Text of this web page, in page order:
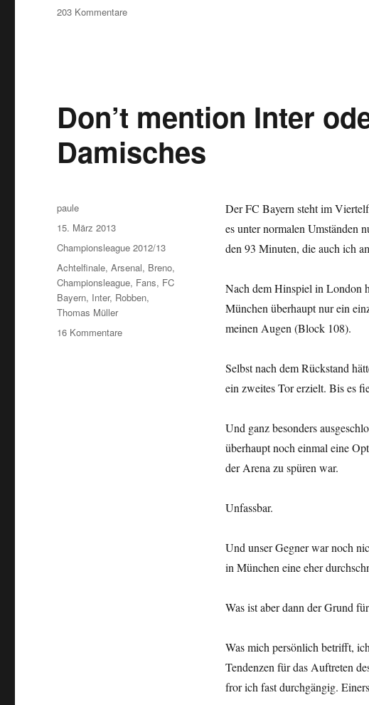
203 Kommentarezu
Don’t mention Inter
Damisches
Der FC Bayern steht im
es unter normalen Umständen
den 93 Minuten, die auch ich
Nach dem Hinspiel in London
München überhaupt nur ein
meinen Augen (Block 108).
Selbst nach dem Rückstand
ein zweites Tor erzielt. Bis es
Und ganz besonders
überhaupt noch einmal eine
der Arena zu spüren war.
Unfassbar.
Und unser Gegner war noch
in München eine eher
Was ist aber dann der Grund
Was mich persönlich betrifft,
Tendenzen für das Auftreten
fror ich fast durchgängig.
Autor
paule
Veröffentlicht
am
15. März 2013
Kategorien
Championsleague 2012/13
Schlagwörter
Achtelfinale,Arsenal, Breno,
Championsleague, Fans, FC
Bayern, Inter, Robben,
Thomas Müller
16 Kommentarezu